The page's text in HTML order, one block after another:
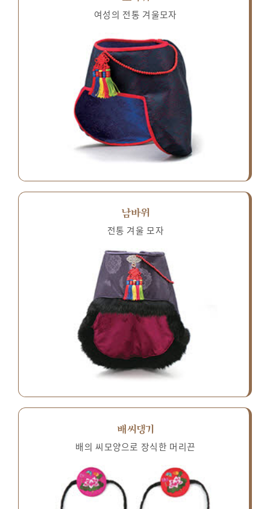
여성의 전통 겨울모자
남바위
전통 겨울 모자
배씨댕기
배의 씨모양으로 장식한 머리끈